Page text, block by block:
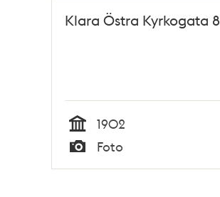
Klara Östra Kyrkogata 8
Tid
1902
Typ
Foto